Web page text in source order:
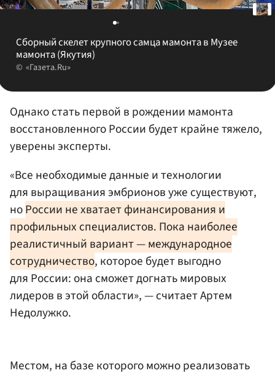
Сборный скелет крупного самца мамонта в Музее
мамонта (Якутия)
«Газета.Ru»
Однако стать первой в рождении мамонта
восстановленного России будет крайне тяжело,
уверены эксперты.
«Все необходимые данные и технологии
для выращивания эмбрионов уже существуют,
ноРоссии не хватает финансирования и
профильных специалистов. Пока наиболее
реалистичный вариант — международное
сотрудничество, которое будет выгодно
для России: она сможет догнать мировых
лидеров в этой области», — считает Артем
Недолужко.
Местом, на базе которого можно реализовать